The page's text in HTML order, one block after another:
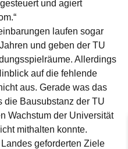
und agiert
laufen sogar
und geben der TU
Allerdings
auf die fehlende
aus. Gerade was das
die Bausubstanz der TU
Wachstum der Universität
mithalten konnte.
geforderten Ziele